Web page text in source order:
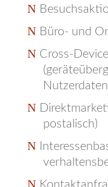
Büro- und
Cross-
postalisch)